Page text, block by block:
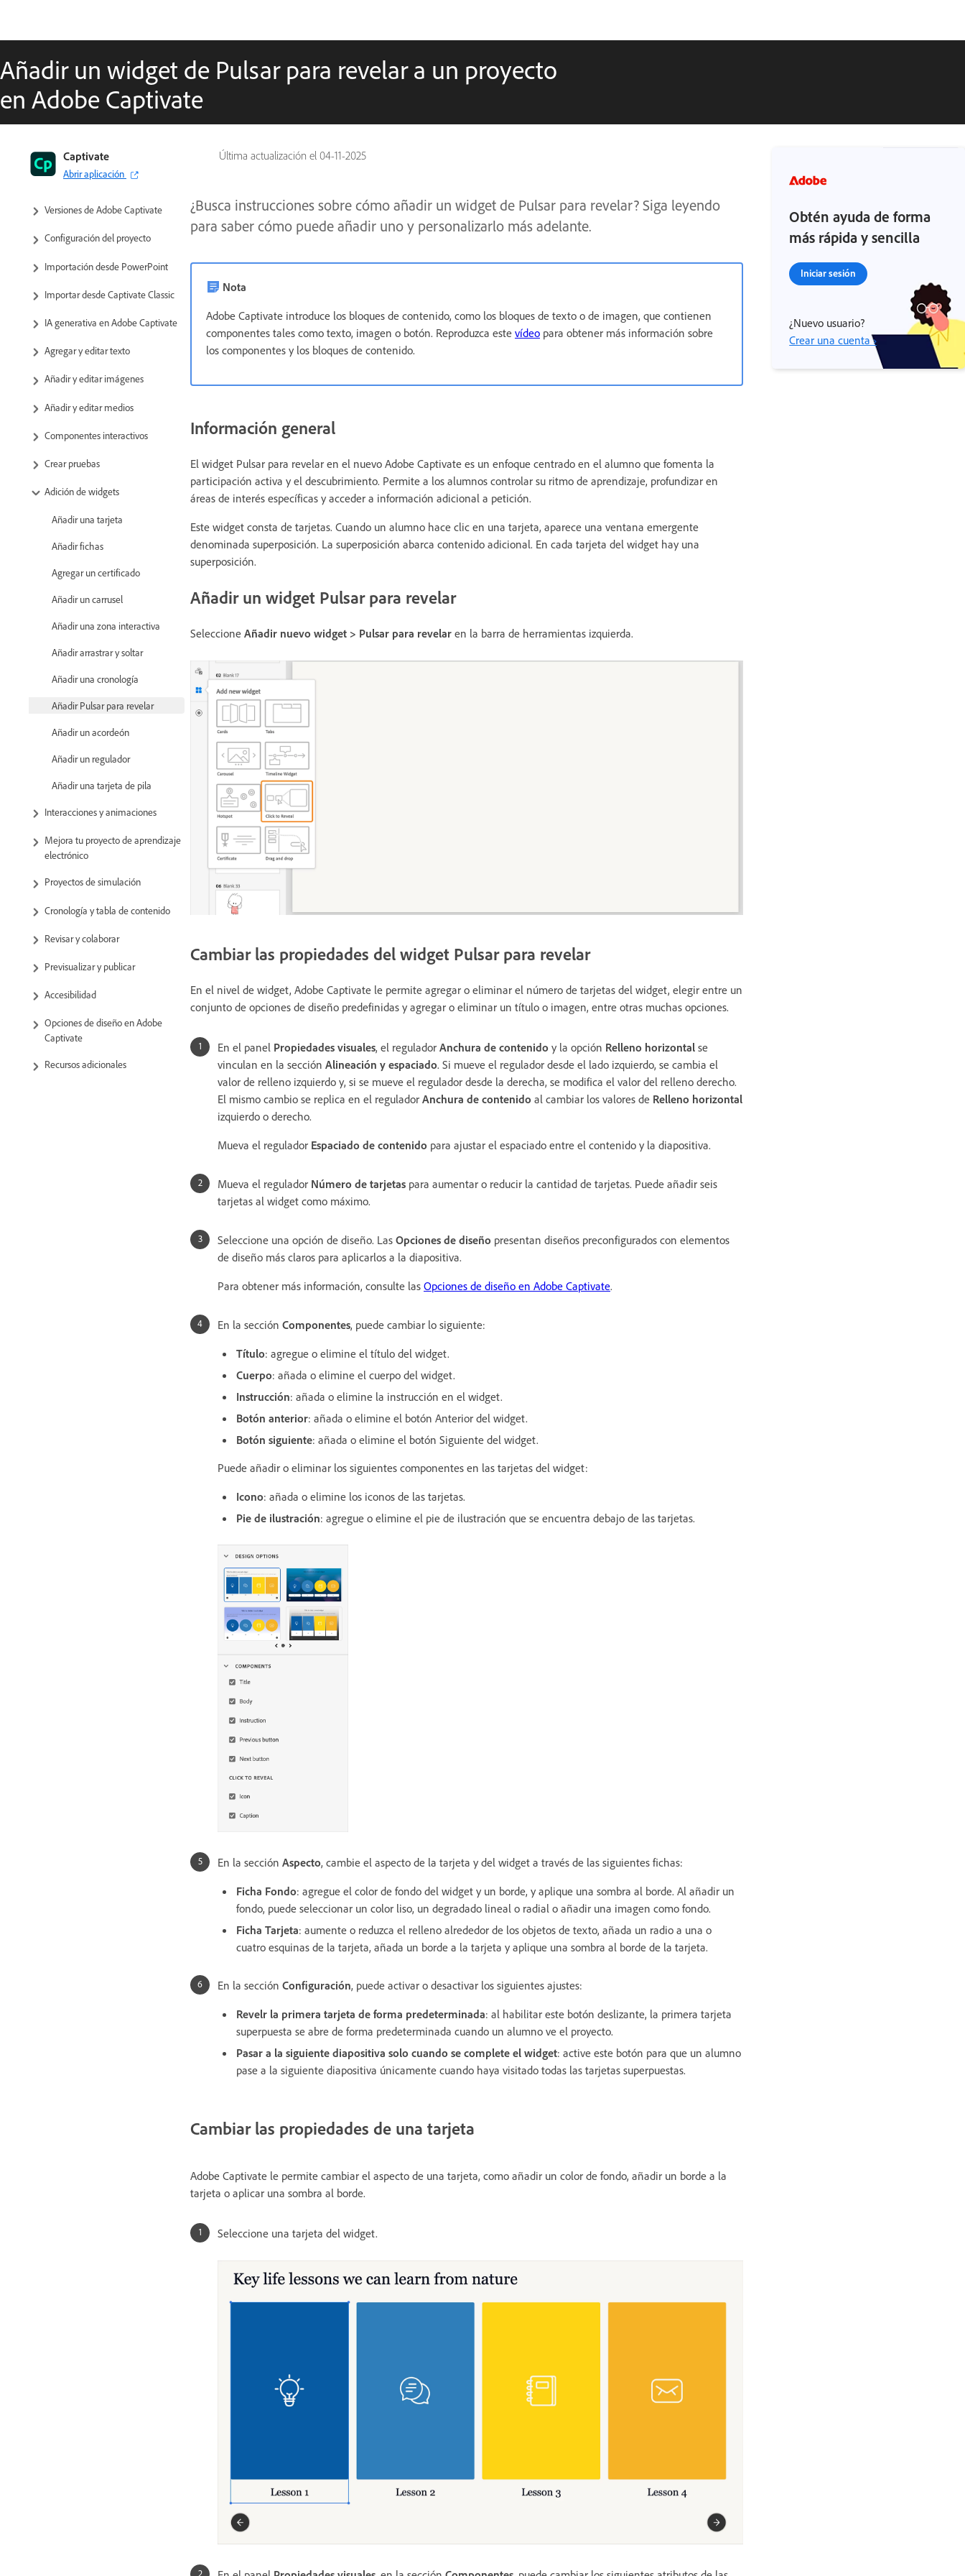
Añadir un widget de Pulsar para revelar a un proyecto
en Adobe Captivate
Última actualización el 04-11-2025
Captivate
Abrir aplicación
Guía del usuario de Captivate
Familiarícese con Captivate
Versiones de Adobe Captivate
Configuración del proyecto
Importación desde PowerPoint
Importar desde Captivate Classic
IA generativa en Adobe Captivate
Agregar y editar texto
Añadir y editar imágenes
Añadir y editar medios
Componentes interactivos
Crear pruebas
Adición de widgets
Añadir una tarjeta
Añadir fichas
Agregar un certificado
Añadir un carrusel
Añadir una zona interactiva
Añadir arrastrar y soltar
Añadir una cronología
Añadir Pulsar para revelar
Añadir un acordeón
Añadir un regulador
Añadir una tarjeta de pila
Interacciones y animaciones
Mejora tu proyecto de aprendizaje
electrónico
Proyectos de simulación
Cronología y tabla de contenido
Revisar y colaborar
Previsualizar y publicar
Accesibilidad
Opciones de diseño en Adobe
Captivate
Recursos adicionales
¿Busca instrucciones sobre cómo añadir un widget de Pulsar para revelar? Siga leyendo
para saber cómo puede añadir uno y personalizarlo más adelante.
Nota
Adobe Captivate introduce los bloques de contenido, como los bloques de texto o de imagen, que contienen
componentes tales como texto, imagen o botón. Reproduzca este vídeo para obtener más información sobre
los componentes y los bloques de contenido.
Información general
El widget Pulsar para revelar en el nuevo Adobe Captivate es un enfoque centrado en el alumno que fomenta la
participación activa y el descubrimiento. Permite a los alumnos controlar su ritmo de aprendizaje, profundizar en
áreas de interés específicas y acceder a información adicional a petición.
Este widget consta de tarjetas. Cuando un alumno hace clic en una tarjeta, aparece una ventana emergente
denominada superposición. La superposición abarca contenido adicional. En cada tarjeta del widget hay una
superposición.
Añadir un widget Pulsar para revelar
Seleccione Añadir nuevo widget > Pulsar para revelar en la barra de herramientas izquierda.
Cambiar las propiedades del widget Pulsar para revelar
En el nivel de widget, Adobe Captivate le permite agregar o eliminar el número de tarjetas del widget, elegir entre un
conjunto de opciones de diseño predefinidas y agregar o eliminar un título o imagen, entre otras muchas opciones.
En el panel Propiedades visuales, el regulador Anchura de contenido y la opción Relleno horizontal se
vinculan en la sección Alineación y espaciado. Si mueve el regulador desde el lado izquierdo, se cambia el
valor de relleno izquierdo y, si se mueve el regulador desde la derecha, se modifica el valor del relleno derecho.
El mismo cambio se replica en el regulador Anchura de contenido al cambiar los valores de Relleno horizontal
izquierdo o derecho.
Mueva el regulador Espaciado de contenido para ajustar el espaciado entre el contenido y la diapositiva.
Mueva el regulador Número de tarjetas para aumentar o reducir la cantidad de tarjetas. Puede añadir seis
tarjetas al widget como máximo.
Seleccione una opción de diseño. Las Opciones de diseño presentan diseños preconfigurados con elementos
de diseño más claros para aplicarlos a la diapositiva.
Para obtener más información, consulte las Opciones de diseño en Adobe Captivate.
En la sección Componentes, puede cambiar lo siguiente:
Título: agregue o elimine el título del widget.
Cuerpo: añada o elimine el cuerpo del widget.
Instrucción: añada o elimine la instrucción en el widget.
Botón anterior: añada o elimine el botón Anterior del widget.
Botón siguiente: añada o elimine el botón Siguiente del widget.
Puede añadir o eliminar los siguientes componentes en las tarjetas del widget:
Icono: añada o elimine los iconos de las tarjetas.
Pie de ilustración: agregue o elimine el pie de ilustración que se encuentra debajo de las tarjetas.
En la sección Aspecto, cambie el aspecto de la tarjeta y del widget a través de las siguientes fichas:
Ficha Fondo: agregue el color de fondo del widget y un borde, y aplique una sombra al borde. Al añadir un
fondo, puede seleccionar un color liso, un degradado lineal o radial o añadir una imagen como fondo.
Ficha Tarjeta: aumente o reduzca el relleno alrededor de los objetos de texto, añada un radio a una o
cuatro esquinas de la tarjeta, añada un borde a la tarjeta y aplique una sombra al borde de la tarjeta.
En la sección Configuración, puede activar o desactivar los siguientes ajustes:
Revelr la primera tarjeta de forma predeterminada: al habilitar este botón deslizante, la primera tarjeta
superpuesta se abre de forma predeterminada cuando un alumno ve el proyecto.
Pasar a la siguiente diapositiva solo cuando se complete el widget: active este botón para que un alumno
pase a la siguiente diapositiva únicamente cuando haya visitado todas las tarjetas superpuestas.
Cambiar las propiedades de una tarjeta
Adobe Captivate le permite cambiar el aspecto de una tarjeta, como añadir un color de fondo, añadir un borde a la
tarjeta o aplicar una sombra al borde.
Seleccione una tarjeta del widget.
Obtén ayuda de forma
más rápida y sencilla
Iniciar sesión
¿Nuevo usuario?
Crear una cuenta ›